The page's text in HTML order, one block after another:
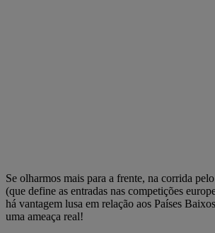
Se olharmos mais para a frente, na corrida
(que define as entradas nas competições
há vantagem lusa em relação aos Países
uma ameaça real!